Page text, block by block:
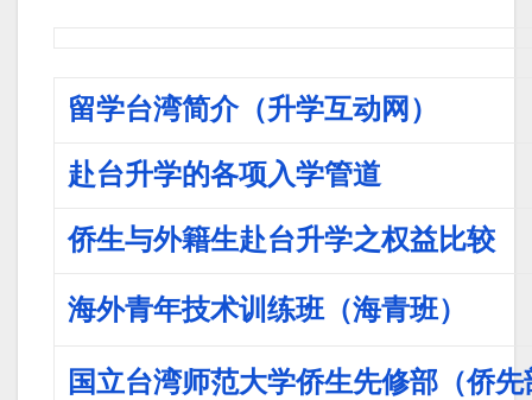
留学台湾简介（升学互动网）
赴台升学的各项入学管道
侨生与外籍生赴台升学之权益比较
海外青年技术训练班（海青班）
国立台湾师范大学侨生先修部（侨先